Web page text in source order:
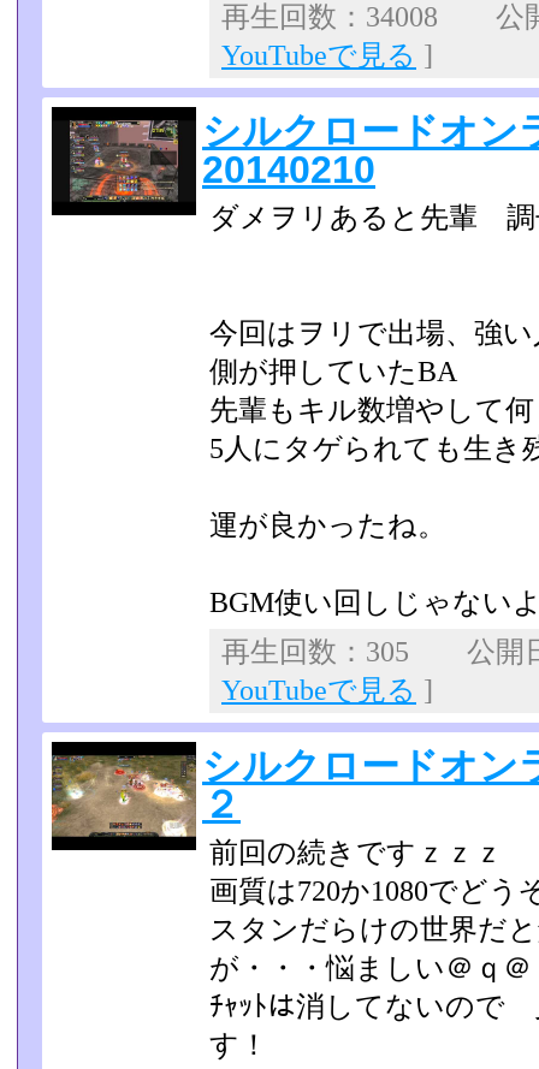
再生回数：34008 公
YouTubeで見る ]
シルクロードオ
20140210
ダメヲリあると先輩 調
今回はヲリで出場、強
側が押していたBA
先輩もキル数増やして
5人にタゲられても生き
運が良かったね。
BGM使い回しじゃない
再生回数：305 公開
YouTubeで見る ]
シルクロードオ
２
前回の続きですｚｚｚ
画質は720か1080でどう
スタンだらけの世界だ
が・・・悩ましい＠ｑ＠
ﾁｬｯﾄは消してないので
す！